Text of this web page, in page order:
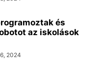
és
az iskolások
2024